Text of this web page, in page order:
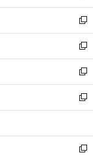
開
く
ウ
で
開
く
ン
ド
ウ
で
開
く
ウ
ィ
ン
ド
ウ
で
開
く
し
い
ウ
ィ
ン
ド
ウ
で
開
新
し
い
ウ
ィ
ン
ド
ウ
開
く
新
し
い
ウ
ィ
ン
ウ
で
新
し
い
ウ
ン
ド
新
し
ウ
ィ
新